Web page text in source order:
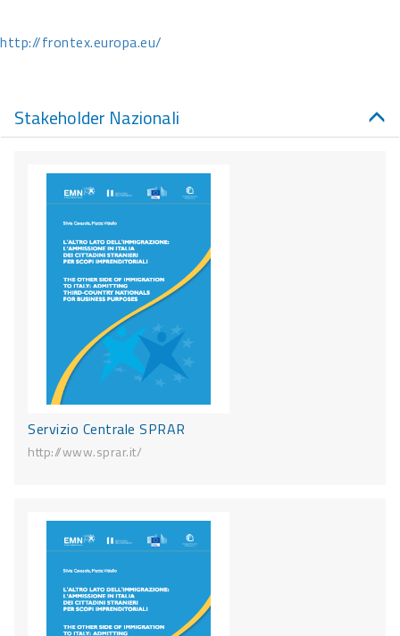
http://frontex.europa.eu/
Stakeholder Nazionali
Servizio Centrale SPRAR
http://www.sprar.it/